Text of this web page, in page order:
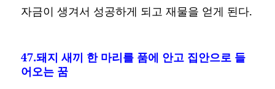
자금이 생겨서 성공하게 되고 재물을 얻게 된다.
47.돼지 새끼 한 마리를 품에 안고 집안으로 들
어오는 꿈